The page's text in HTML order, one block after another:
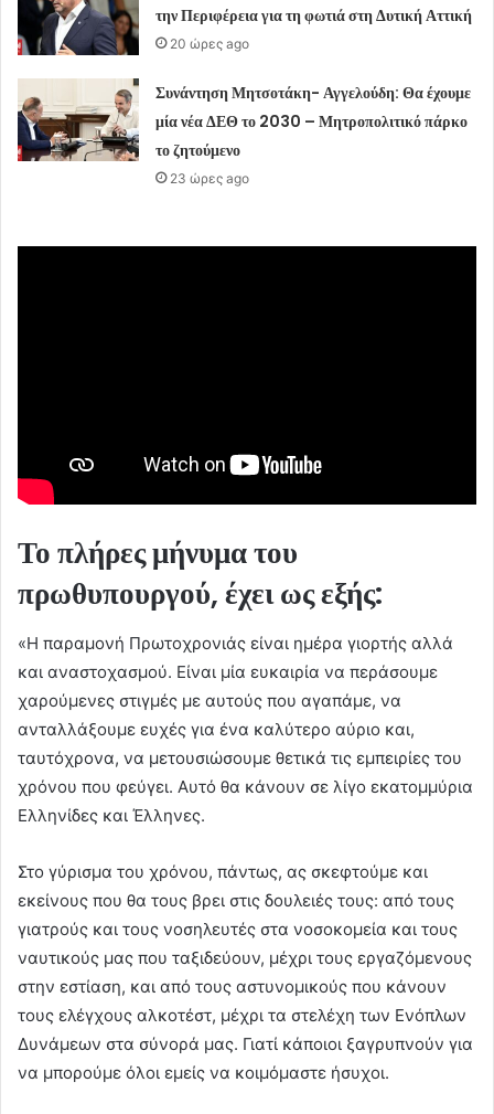
την Περιφέρεια για τη φωτιά στη Δυτική Αττική
20 ώρες ago
Συνάντηση Μητσοτάκη- Αγγελούδη: Θα έχουμε
μία νέα ΔΕΘ το 2030 – Μητροπολιτικό πάρκο
το ζητούμενο
23 ώρες ago
Το πλήρες μήνυμα του
πρωθυπουργού, έχει ως εξής:
«Η παραμονή Πρωτοχρονιάς είναι ημέρα γιορτής αλλά
και αναστοχασμού. Είναι μία ευκαιρία να περάσουμε
χαρούμενες στιγμές με αυτούς που αγαπάμε, να
ανταλλάξουμε ευχές για ένα καλύτερο αύριο και,
ταυτόχρονα, να μετουσιώσουμε θετικά τις εμπειρίες του
χρόνου που φεύγει. Αυτό θα κάνουν σε λίγο εκατομμύρια
Ελληνίδες και Έλληνες.
Στο γύρισμα του χρόνου, πάντως, ας σκεφτούμε και
εκείνους που θα τους βρει στις δουλειές τους: από τους
γιατρούς και τους νοσηλευτές στα νοσοκομεία και τους
ναυτικούς μας που ταξιδεύουν, μέχρι τους εργαζόμενους
στην εστίαση, και από τους αστυνομικούς που κάνουν
τους ελέγχους αλκοτέστ, μέχρι τα στελέχη των Ενόπλων
Δυνάμεων στα σύνορά μας. Γιατί κάποιοι ξαγρυπνούν για
να μπορούμε όλοι εμείς να κοιμόμαστε ήσυχοι.